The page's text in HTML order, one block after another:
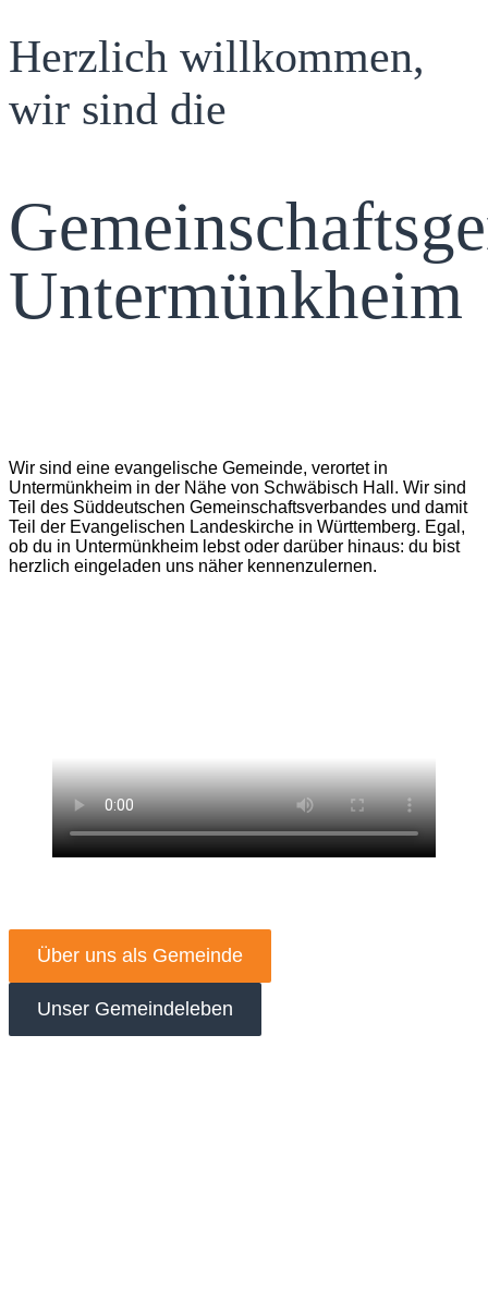
Herzlich willkommen,
wir sind die
Untermünkheim
Wir sind eine evangelische Gemeinde, verortet in
Untermünkheim in der Nähe von Schwäbisch Hall. Wir sind
Teil des Süddeutschen Gemeinschaftsverbandes und damit
Teil der Evangelischen Landeskirche in Württemberg. Egal,
ob du in Untermünkheim lebst oder darüber hinaus: du bist
herzlich eingeladen uns näher kennenzulernen.
Über uns als Gemeinde
Unser Gemeindeleben